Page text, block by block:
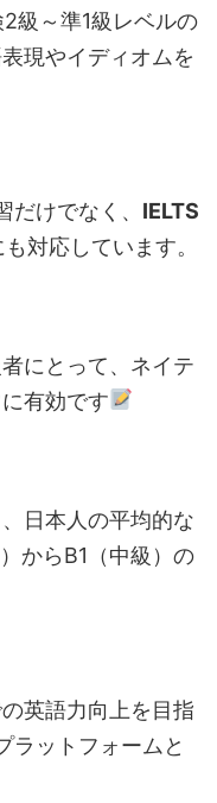
級～準1級レベルの
現やイディオムを
けでなく、 IELTS
も対応しています。
にとって、ネイテ
有効です
日本人の平均的な
からB1（中級）の
英語力向上を目指
ラットフォームと